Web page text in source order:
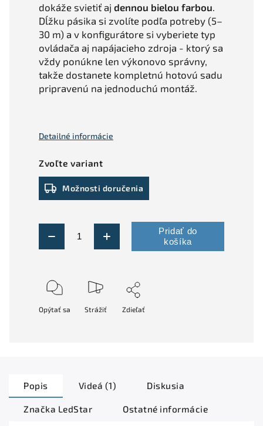
Zvoľte variant
Možnosti doručenia
Pridať do
košíka
dokáže svietiť aj dennou bielou farbou
Dĺžku pásika si zvolíte podľa potreby (5–
30 m) a v konfigurátore si vyberiete typ
ovládača aj napájacieho zdroja - ktorý sa
vždy ponúkne len výkonovo správny,
takže dostanete kompletnú hotovú sadu
pripravenú na jednoduchú montáž.
Detailné informácie
Opýtať sa Strážiť Zdieľať
Popis Videá (1) Diskusia
Značka LedStar Ostatné informácie